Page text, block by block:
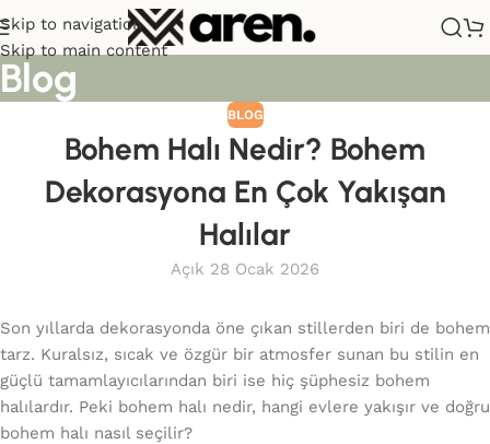
Skip to navigation
Skip to main content
Sana özel hoş geldin hediyemiz
Hemen üye ol, ilk siparişinde %10 indirim fırsatını yakala.
Blog
BLOG
Bohem Halı Nedir? Bohem
Dekorasyona En Çok Yakışan
Halılar
Açık 28 Ocak 2026
Son yıllarda dekorasyonda öne çıkan stillerden biri de bohem
tarz. Kuralsız, sıcak ve özgür bir atmosfer sunan bu stilin en
güçlü tamamlayıcılarından biri ise hiç şüphesiz bohem
halılardır. Peki bohem halı nedir, hangi evlere yakışır ve doğru
bohem halı nasıl seçilir?